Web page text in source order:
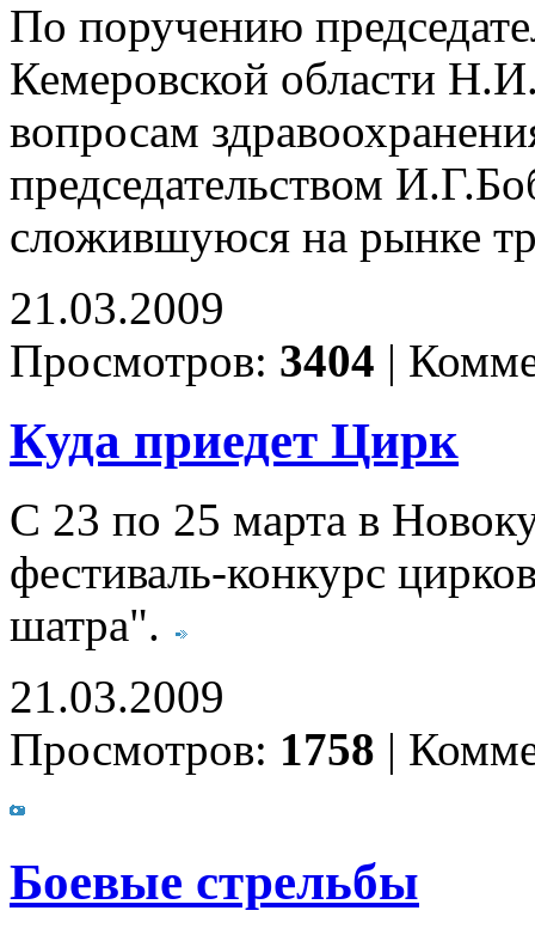
По поручению
Кемеровской области
вопросам
председательством
сложившуюся на рынке
21.03.2009
Просмотров: 3404 |
Куда приедет Цирк
С 23 по 25 марта в
фестиваль-конкурс
шатра".
21.03.2009
Просмотров: 1758 |
Боевые стрельбы